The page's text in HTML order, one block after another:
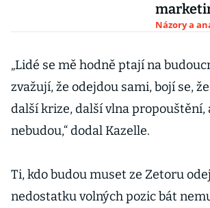
Názory a
„Lidé se mě hodně ptají na
zvažují, že odejdou sami, bojí se,
další krize, další vlna propouštění,
nebudou,“ dodal Kazelle.
Ti, kdo budou muset ze Zetoru
nedostatku volných pozic bát